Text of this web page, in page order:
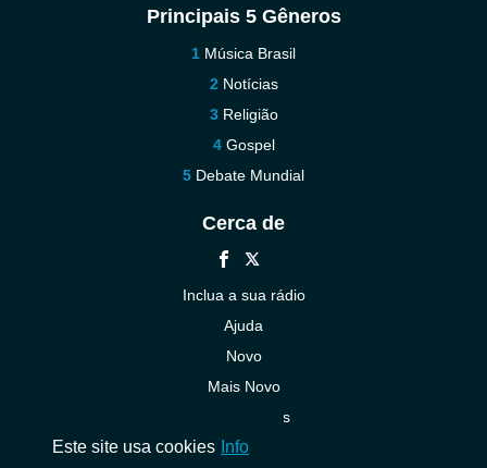
Principais 5 Gêneros
Música Brasil
Notícias
Religião
Gospel
Debate Mundial
Cerca de
Inclua a sua rádio
Ajuda
Novo
Mais Novo
Contacte-nos
Este site usa cookies Info